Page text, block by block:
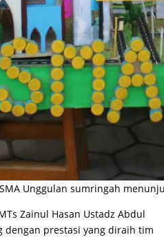
Unggulan sumringah
Zainul Hasan Ustadz Abdul
dengan prestasi yang diraih tim